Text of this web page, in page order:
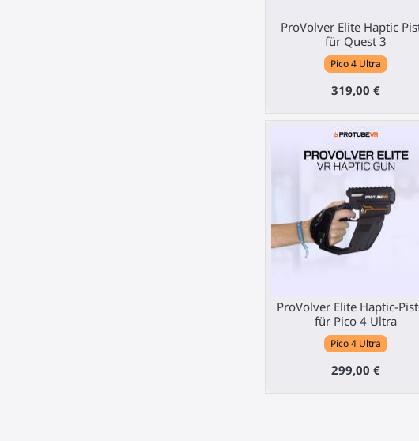
ProVolver Elite Haptic
für Quest 3
Pico 4 Ultra
319,00 €
ProVolver Elite Haptic-
für Pico 4 Ultra
Pico 4 Ultra
299,00 €